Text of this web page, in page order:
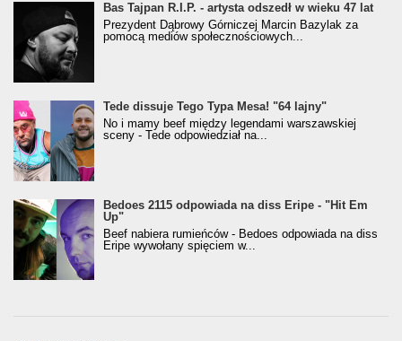
Bas Tajpan R.I.P. - artysta odszedł w wieku 47 lat
Prezydent Dąbrowy Górniczej Marcin Bazylak za
pomocą mediów społecznościowych...
Tede dissuje Tego Typa Mesa! "64 lajny"
No i mamy beef między legendami warszawskiej
sceny - Tede odpowiedział na...
Bedoes 2115 odpowiada na diss Eripe - "Hit Em
Up"
Beef nabiera rumieńców - Bedoes odpowiada na diss
Eripe wywołany spięciem w...